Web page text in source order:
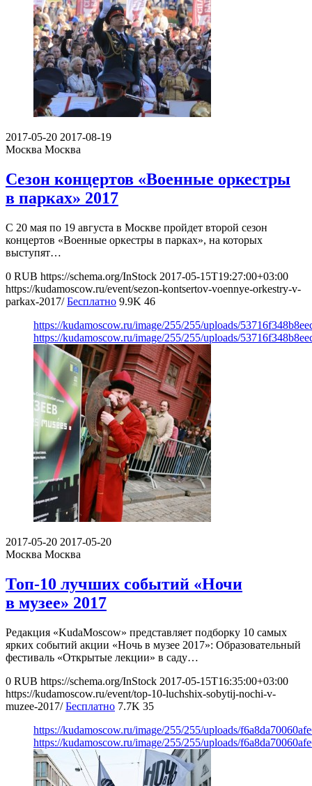
2017-05-20 2017-08-19
Москва Москва
Сезон концертов «Военные оркестры
в парках» 2017
С 20 мая по 19 августа в Москве пройдет второй сезон
концертов «Военные оркестры в парках», на которых
выступят…
0 RUB https://schema.org/InStock 2017-05-15T19:27:00+03:00
https://kudamoscow.ru/event/sezon-kontsertov-voennye-orkestry-v-
parkax-2017/ Бесплатно 9.9K 46
https://kudamoscow.ru/image/255/255/uploads/
https://kudamoscow.ru/image/255/255/uploads/
2017-05-20 2017-05-20
Москва Москва
Топ-10 лучших событий «Ночи
в музее» 2017
Редакция «KudaMoscow» представляет подборку 10 самых
ярких событий акции «Ночь в музее 2017»: Образовательный
фестиваль «Открытые лекции» в саду…
0 RUB https://schema.org/InStock 2017-05-15T16:35:00+03:00
https://kudamoscow.ru/event/top-10-luchshix-sobytij-nochi-v-
muzee-2017/ Бесплатно 7.7K 35
https://kudamoscow.ru/image/255/255/uploads/
https://kudamoscow.ru/image/255/255/uploads/